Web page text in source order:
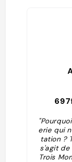
697
erie qui
tation ?
s'agit
Trois